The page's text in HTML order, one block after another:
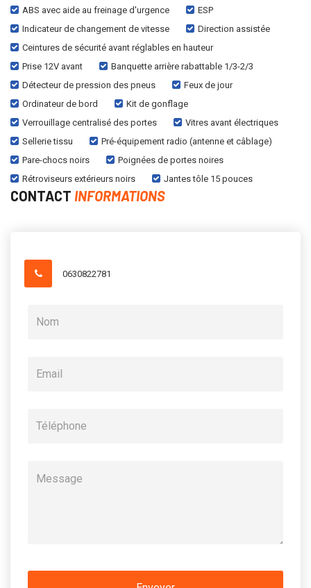
ABS avec aide au freinage d'urgence
ESP
Indicateur de changement de vitesse
Direction assistée
Ceintures de sécurité avant réglables en hauteur
Prise 12V avant
Banquette arrière rabattable 1/3-2/3
Détecteur de pression des pneus
Feux de jour
Ordinateur de bord
Kit de gonflage
Verrouillage centralisé des portes
Vitres avant électriques
Sellerie tissu
Pré-équipement radio (antenne et câblage)
Pare-chocs noirs
Poignées de portes noires
Rétroviseurs extérieurs noirs
Jantes tôle 15 pouces
CONTACT INFORMATIONS
0630822781